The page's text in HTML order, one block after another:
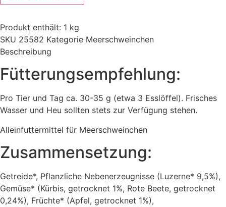
Produkt enthält: 1 kg
SKU 25582 Kategorie Meerschweinchen
Beschreibung
Fütterungsempfehlung:
Pro Tier und Tag ca. 30-35 g (etwa 3 Esslöffel). Frisches
Wasser und Heu sollten stets zur Verfügung stehen.
Alleinfuttermittel für Meerschweinchen
Zusammensetzung:
Getreide*, Pflanzliche Nebenerzeugnisse (Luzerne* 9,5%),
Gemüse* (Kürbis, getrocknet 1%, Rote Beete, getrocknet
0,24%), Früchte* (Apfel, getrocknet 1%),